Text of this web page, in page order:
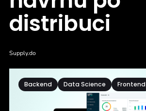
distribuci
Supply.do
Backend Data Science Frontend